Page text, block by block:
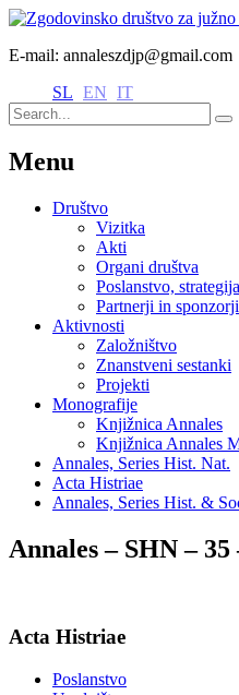
E-mail: annaleszdjp@gmail.com
SL EN IT
Menu
Društvo
Vizitka
Akti
Organi društva
Poslanstvo,
Partnerji in sponzorji
Aktivnosti
Založništvo
Znanstveni sestanki
Projekti
Monografije
Knjižnica Annales
Knjižnica Annales
Annales, Series Hist. Nat.
Acta Histriae
Annales, Series Hist. &
Annales – SHN –
Acta Histriae
Poslanstvo